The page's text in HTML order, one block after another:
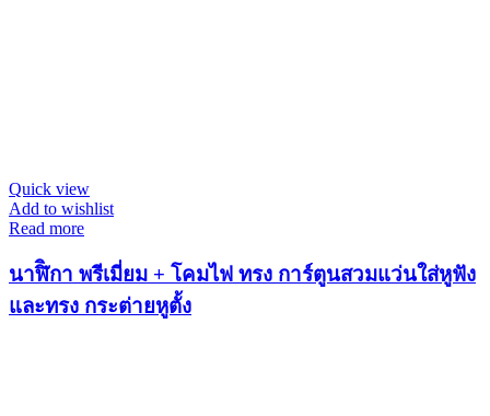
Quick view
Add to wishlist
Read more
นาฬิิกา พรีเมี่ยม + โคมไฟ ทรง การ์ตูนสวมแว่นใส่หูฟัง
และทรง กระต่ายหูตั้ง